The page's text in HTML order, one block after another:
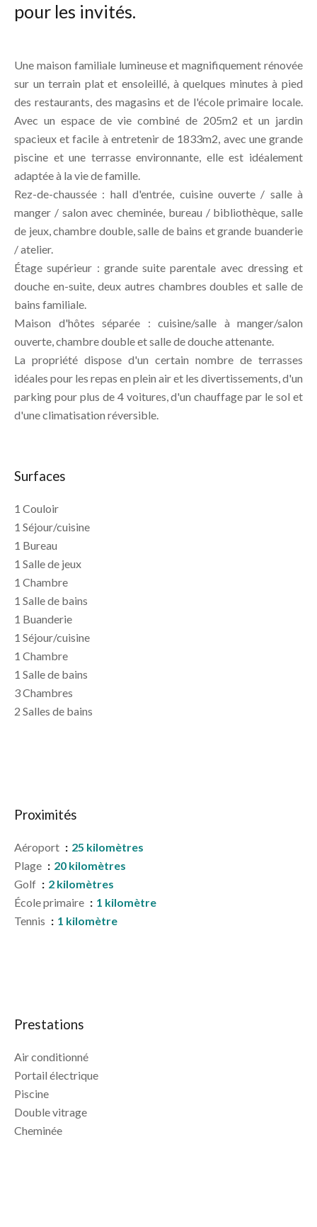
pour les invités.
Une maison familiale lumineuse et magnifiquement rénovée
sur un terrain plat et ensoleillé, à quelques minutes à pied
des restaurants, des magasins et de l'école primaire locale.
Avec un espace de vie combiné de 205m2 et un jardin
spacieux et facile à entretenir de 1833m2, avec une grande
piscine et une terrasse environnante, elle est idéalement
adaptée à la vie de famille.
Rez-de-chaussée : hall d'entrée, cuisine ouverte / salle à
manger / salon avec cheminée, bureau / bibliothèque, salle
de jeux, chambre double, salle de bains et grande buanderie
/ atelier.
Étage supérieur : grande suite parentale avec dressing et
douche en-suite, deux autres chambres doubles et salle de
bains familiale.
Maison d'hôtes séparée : cuisine/salle à manger/salon
ouverte, chambre double et salle de douche attenante.
La propriété dispose d'un certain nombre de terrasses
idéales pour les repas en plein air et les divertissements, d'un
parking pour plus de 4 voitures, d'un chauffage par le sol et
d'une climatisation réversible.
Surfaces
1 Couloir
1 Séjour/cuisine
1 Bureau
1 Salle de jeux
1 Chambre
1 Salle de bains
1 Buanderie
1 Séjour/cuisine
1 Chambre
1 Salle de bains
3 Chambres
2 Salles de bains
Proximités
Aéroport
25 kilomètres
Plage
20 kilomètres
Golf
2 kilomètres
École primaire
1 kilomètre
Tennis
1 kilomètre
Prestations
Air conditionné
Portail électrique
Piscine
Double vitrage
Cheminée